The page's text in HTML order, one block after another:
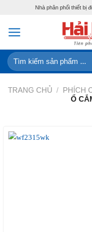
content
Nhà phân phối thiết bị
Tìm
kiếm:
TRANG CHỦ / PHÍCH
Ổ